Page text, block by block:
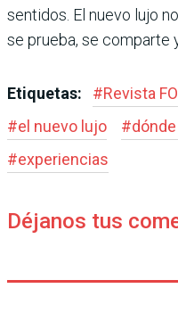
sentidos. El nuevo lujo
se prueba, se comparte
Etiquetas: #Revista
#el nuevo lujo #
#experiencias
Déjanos tus